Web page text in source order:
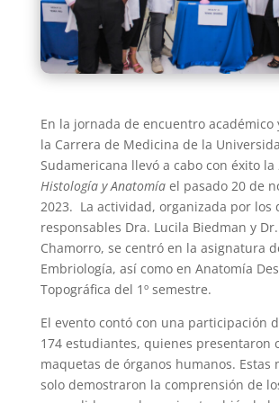
En la jornada de encuentro académico
la Carrera de Medicina de la
Sudamericana llevó a cabo con éxito la
Histología y Anatomía el pasado 20 de
2023. La actividad, organizada por los
responsables Dra. Lucila Biedman y
Chamorro, se centró en la asignatura
Embriología, así como en Anatomía
Topográfica del 1º semestre.
El evento contó con una participación
174 estudiantes, quienes presentaron
maquetas de órganos humanos. Estas
solo demostraron la comprensión de